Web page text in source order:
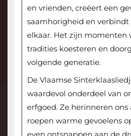
en vrienden, creëert een
saamhorigheid en
elkaar. Het zijn momenten
tradities koesteren en
volgende generatie.
De Vlaamse
waardevol onderdeel van
erfgoed. Ze herinneren ons
roepen warme gevoelens